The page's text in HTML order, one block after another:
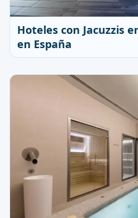
Hoteles con Jacuzzis
en España